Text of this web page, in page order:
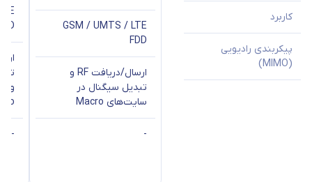
کاربرد
پیکربندی رادیویی
(MIMO)
GSM / UMTS / LTE
FDD
ارسال/دریافت RF و
تبدیل سیگنال در
سایت‌های Macro
-
-